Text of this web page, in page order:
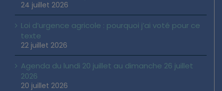
24 juillet 2026
Loi d’urgence agricole : pourquoi j’ai voté pour ce
texte
22 juillet 2026
Agenda du lundi 20 juillet au dimanche 26 juillet
2026
20 juillet 2026